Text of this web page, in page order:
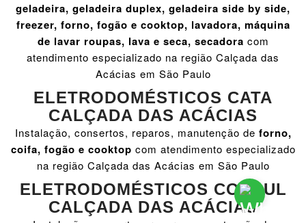
geladeira, geladeira duplex, geladeira side by side,
freezer, forno, fogão e cooktop, lavadora, máquina
de lavar roupas, lava e seca, secadora com
atendimento especializado na região Calçada das
Acácias em São Paulo
ELETRODOMÉSTICOS CATA
CALÇADA DAS ACÁCIAS
Instalação, consertos, reparos, manutenção de forno,
coifa, fogão e cooktop com atendimento especializado
na região Calçada das Acácias em São Paulo
ELETRODOMÉSTICOS CONSUL
CALÇADA DAS ACÁCIAS